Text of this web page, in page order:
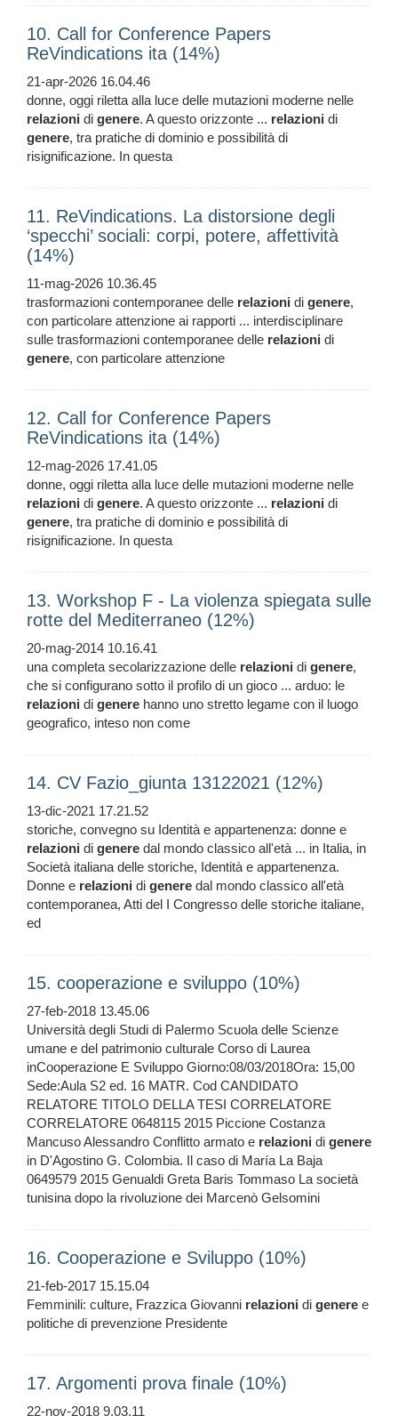
10. Call for Conference Papers
ReVindications ita (14%)
21-apr-2026 16.04.46
donne, oggi riletta alla luce delle mutazioni moderne nelle
relazioni di genere. A questo orizzonte ... relazioni di
genere, tra pratiche di dominio e possibilità di
risignificazione. In questa
11. ReVindications. La distorsione degli
‘specchi’ sociali: corpi, potere, affettività
(14%)
11-mag-2026 10.36.45
trasformazioni contemporanee delle relazioni di genere,
con particolare attenzione ai rapporti ... interdisciplinare
sulle trasformazioni contemporanee delle relazioni di
genere, con particolare attenzione
12. Call for Conference Papers
ReVindications ita (14%)
12-mag-2026 17.41.05
donne, oggi riletta alla luce delle mutazioni moderne nelle
relazioni di genere. A questo orizzonte ... relazioni di
genere, tra pratiche di dominio e possibilità di
risignificazione. In questa
13. Workshop F - La violenza spiegata sulle
rotte del Mediterraneo (12%)
20-mag-2014 10.16.41
una completa secolarizzazione delle relazioni di genere,
che si configurano sotto il profilo di un gioco ... arduo: le
relazioni di genere hanno uno stretto legame con il luogo
geografico, inteso non come
14. CV Fazio_giunta 13122021 (12%)
13-dic-2021 17.21.52
storiche, convegno su Identità e appartenenza: donne e
relazioni di genere dal mondo classico all'età ... in Italia, in
Società italiana delle storiche, Identità e appartenenza.
Donne e relazioni di genere dal mondo classico all'età
contemporanea, Atti del I Congresso delle storiche italiane,
ed
15. cooperazione e sviluppo (10%)
27-feb-2018 13.45.06
Università degli Studi di Palermo Scuola delle Scienze
umane e del patrimonio culturale Corso di Laurea
inCooperazione E Sviluppo Giorno:08/03/2018Ora: 15,00
Sede:Aula S2 ed. 16 MATR. Cod CANDIDATO
RELATORE TITOLO DELLA TESI CORRELATORE
CORRELATORE 0648115 2015 Piccione Costanza
Mancuso Alessandro Conflitto armato e relazioni di genere
in D'Agostino G. Colombia. Il caso di María La Baja
0649579 2015 Genualdi Greta Baris Tommaso La società
tunisina dopo la rivoluzione dei Marcenò Gelsomini
16. Cooperazione e Sviluppo (10%)
21-feb-2017 15.15.04
Femminili: culture, Frazzica Giovanni relazioni di genere e
politiche di prevenzione Presidente
17. Argomenti prova finale (10%)
22-nov-2018 9.03.11